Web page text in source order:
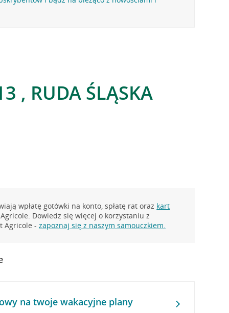
, RUDA ŚLĄSKA
wpłatę gotówki na konto, spłatę rat oraz kart
Dowiedz się więcej o korzystaniu z
Agricole -zapoznaj się z naszym samouczkiem.
na twoje wakacyjne plany